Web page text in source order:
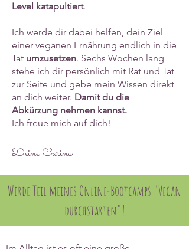
Level katapultiert.
Ich werde dir dabei helfen, dein Ziel
einer veganen Ernährung endlich in die
Tat umzusetzen. Sechs Wochen lang
stehe ich dir persönlich mit Rat und Tat
zur Seite und gebe mein Wissen direkt
an dich weiter. Damit du die
Abkürzung nehmen kannst.
Ich freue mich auf dich!
Deine Carina
Werde Teil meines Online-Bootcamps "Vegan
durchstarten"!